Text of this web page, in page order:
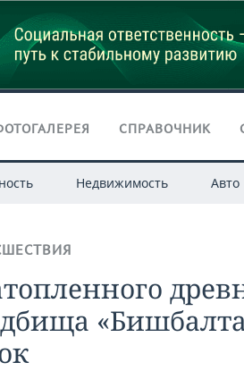
СПРАВОЧНИК
Недвижимость Авто